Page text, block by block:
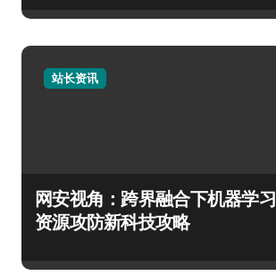
站长资讯
网安视角：跨界融合下机器学习
资源攻防新科技攻略